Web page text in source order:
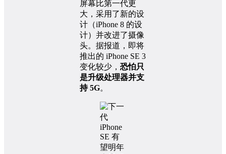
屏幕比第一代更
大，采用了新的设
计（iPhone 8 的设
计）并改进了摄像
头。据报道，即将
推出的 iPhone SE 3
变化较少， 恐怕只
是升级处理器并支
持 5G。